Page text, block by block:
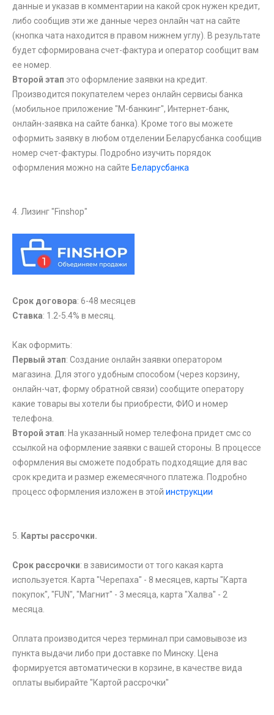
данные и указав в комментарии на какой срок нужен кредит,
либо сообщив эти же данные через онлайн чат на сайте
(кнопка чата находится в правом нижнем углу). В результате
будет сформирована счет-фактура и оператор сообщит вам
ее номер.
Второй этап это оформление заявки на кредит.
Производится покупателем через онлайн сервисы банка
(мобильное приложение "М-банкинг", Интернет-банк,
онлайн-заявка на сайте банка). Кроме того вы можете
оформить заявку в любом отделении Беларусбанка сообщив
номер счет-фактуры. Подробно изучить порядок
оформления можно на сайте Беларусбанка
4. Лизинг "Finshop"
Срок договора: 6-48 месяцев
Ставка: 1.2-5.4% в месяц.
Как оформить:
Первый этап: Создание онлайн заявки оператором
магазина. Для этого удобным способом (через корзину,
онлайн-чат, форму обратной связи) сообщите оператору
какие товары вы хотели бы приобрести, ФИО и номер
телефона.
Второй этап: На указанный номер телефона придет смс со
ссылкой на оформление заявки с вашей стороны. В процессе
оформления вы сможете подобрать подходящие для вас
срок кредита и размер ежемесячного платежа. Подробно
процесс оформления изложен в этой инструкции
5. Карты рассрочки.
Срок рассрочки: в зависимости от того какая карта
используется. Карта "Черепаха" - 8 месяцев, карты "Карта
покупок", "FUN", "Магнит" - 3 месяца, карта "Халва" - 2
месяца.
Оплата производится через терминал при самовывозе из
пункта выдачи либо при доставке по Минску. Цена
формируется автоматически в корзине, в качестве вида
оплаты выбирайте "Картой рассрочки"